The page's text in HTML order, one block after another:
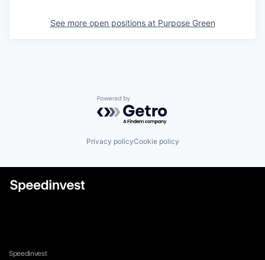
See more open positions at Purpose Green
Powered by Getro.com
Privacy policyCookie policy
Speedinvest